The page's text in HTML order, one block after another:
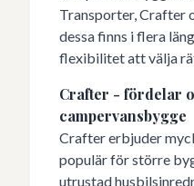
Transporter, Crafter
dessa finns i flera
flexibilitet att välja
Crafter - fördelar
campervansbygge
Crafter erbjuder
populär för större
utrustad